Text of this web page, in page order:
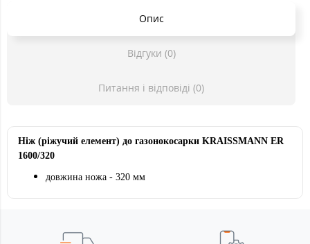
Опис
Відгуки (0)
Питання і відповіді (0)
Ніж (ріжучий елемент) до газонокосарки KRAISSMANN ER
1600/320
довжина ножа - 320 мм